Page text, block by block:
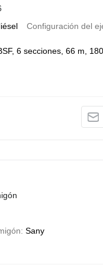
Configuración del
6 secciones, 66 m,
Sany